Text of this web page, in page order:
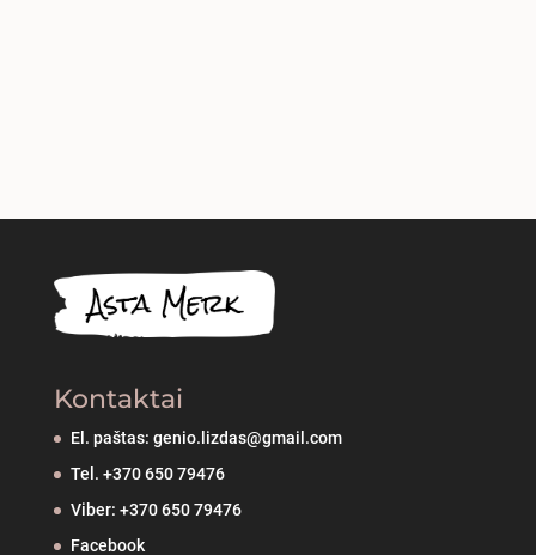
Kontaktai
El. paštas: genio.lizdas@gmail.com
Tel. +370 650 79476
Viber: +370 650 79476
Facebook